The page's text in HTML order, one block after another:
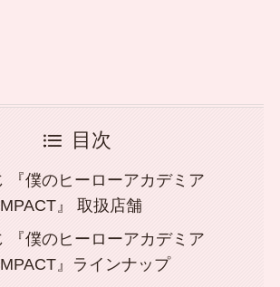
目次
『僕のヒーローアカデミア
』 取扱店舗
『僕のヒーローアカデミア
』ラインナップ